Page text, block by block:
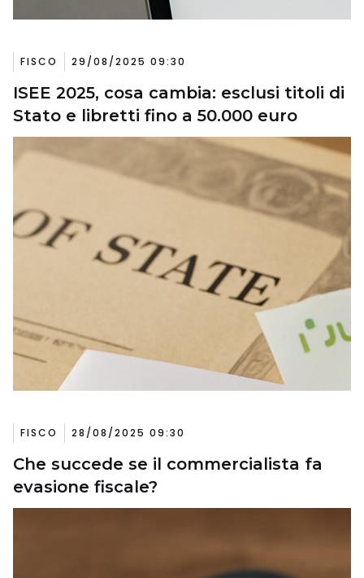
FISCO 29/08/2025 09:30
ISEE 2025, cosa cambia: esclusi titoli di
Stato e libretti fino a 50.000 euro
FISCO 28/08/2025 09:30
Che succede se il commercialista fa
evasione fiscale?